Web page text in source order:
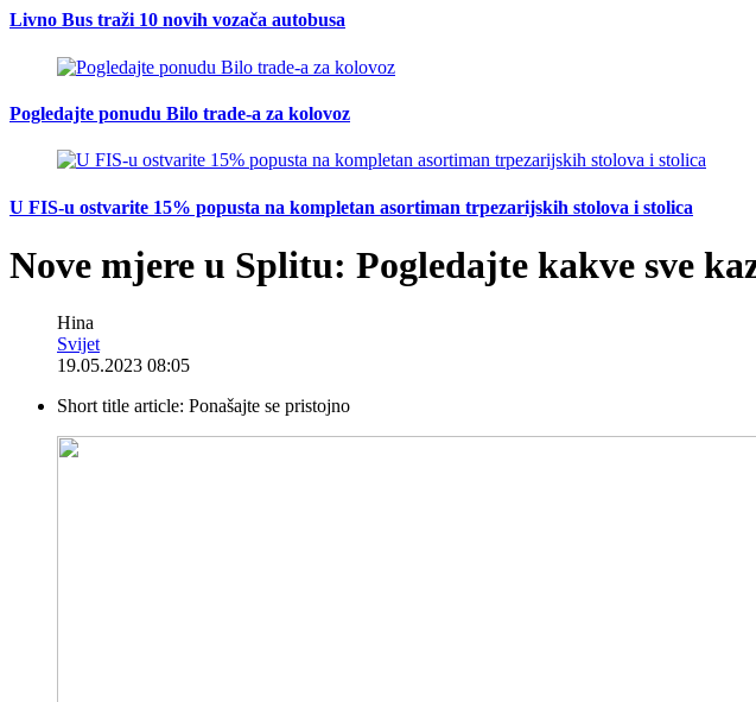
Livno Bus traži 10 novih vozača autobusa
Pogledajte ponudu Bilo trade-a za kolovoz
U FIS-u ostvarite 15% popusta na kompletan asortiman trpezarijskih stolova i stolica
Nove mjere u Splitu: Pogledajte kakve sve
Hina
Svijet
19.05.2023 08:05
Short title article: Ponašajte se pristojno